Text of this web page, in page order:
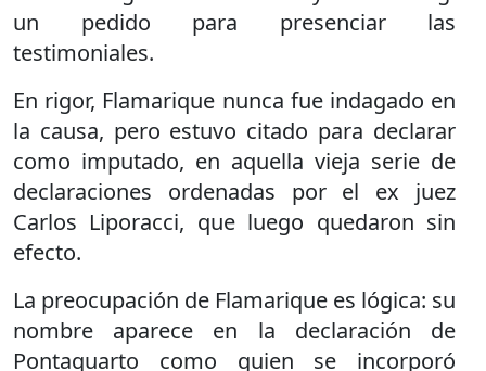
un pedido para presenciar las
testimoniales.
En rigor, Flamarique nunca fue indagado en
la causa, pero estuvo citado para declarar
como imputado, en aquella vieja serie de
declaraciones ordenadas por el ex juez
Carlos Liporacci, que luego quedaron sin
efecto.
La preocupación de Flamarique es lógica: su
nombre aparece en la declaración de
Pontaquarto como quien se incorporó